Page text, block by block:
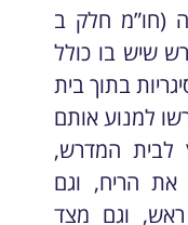
(חו”מ חלק ב
שיש בו כולל
בתוך בית
למנוע אותם
לבית המדרש,
הריח, וגם
וגם מצד